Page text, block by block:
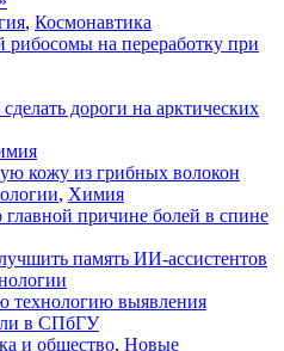
, Космонавтика
на переработку при
дороги на арктических
кожу из грибных волокон
, Химия
причине болей в спине
память ИИ-ассистентов
технологию выявления
в СПбГУ
и общество, Новые